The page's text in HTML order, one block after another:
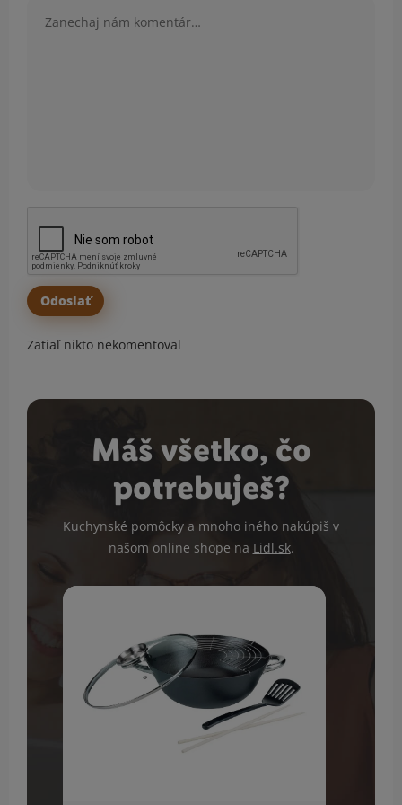
Zatiaľ nikto nekomentoval
Máš všetko, čo
potrebuješ?
Kuchynské pomôcky a mnoho iného nakúpiš v
našom online shope na Lidl.sk.